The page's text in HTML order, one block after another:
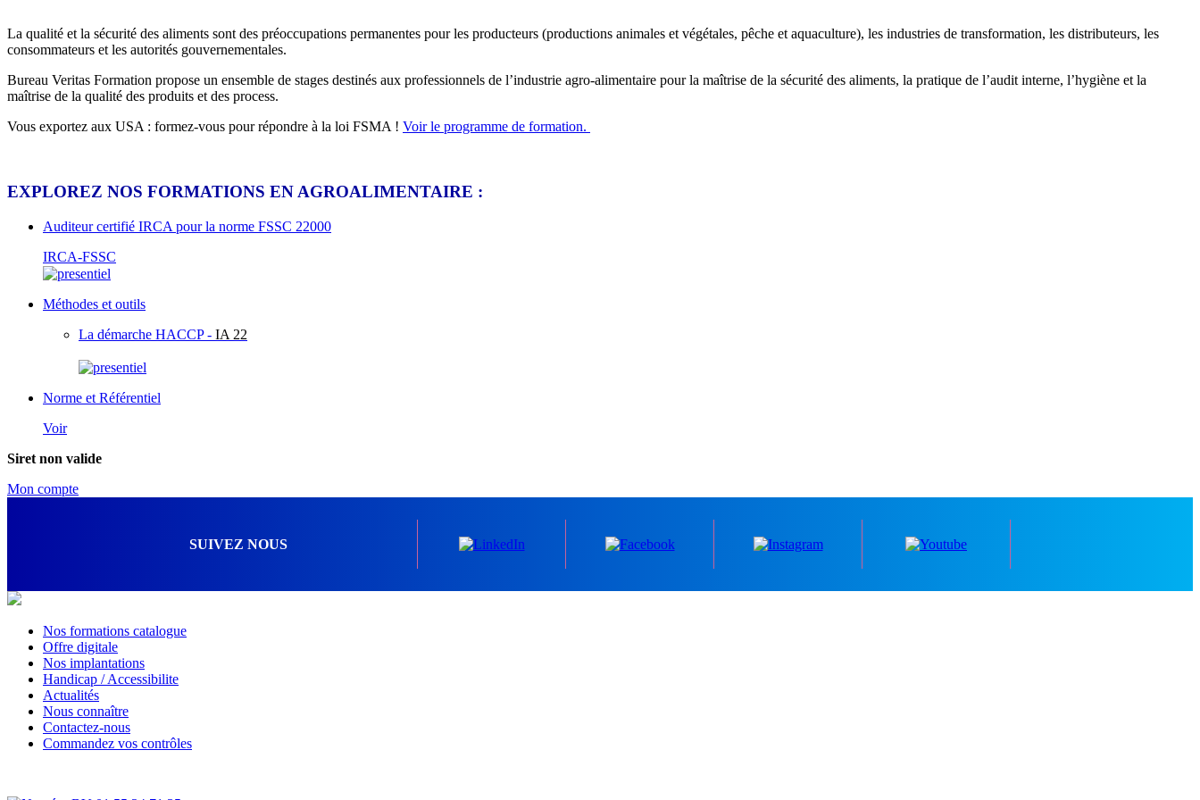
La qualité et la sécurité des aliments sont des préoccupations permanentes pour les producteurs (productions animales et végétales, pêche et aquaculture), les industries de transformation, les distributeurs, les
consommateurs et les autorités gouvernementales.
Bureau Veritas Formation propose un ensemble de stages destinés aux professionnels de l’industrie agro-alimentaire pour la maîtrise de la sécurité des aliments, la pratique de l’audit interne, l’hygiène et la
maîtrise de la qualité des produits et des process.
Vous exportez aux USA : formez-vous pour répondre à la loi FSMA ! Voir le programme de formation.
EXPLOREZ NOS FORMATIONS EN AGROALIMENTAIRE :
Auditeur certifié IRCA pour la norme FSSC 22000
IRCA-FSSC
Méthodes et outils
La démarche HACCP - IA 22
Norme et Référentiel
Voir
Siret non valide
Mon compte
SUIVEZ NOUS
Nos formations catalogue
Offre digitale
Nos implantations
Handicap / Accessibilite
Actualités
Nous connaître
Contactez-nous
Commandez vos contrôles